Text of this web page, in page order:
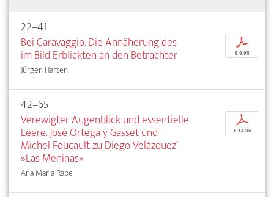
22–41
Bei Caravaggio. Die Annäherung des
im Bild Erblickten an den Betrachter
Jürgen Harten
p
€ 9,95
42–65
Verewigter Augenblick und essentielle
Leere. José Ortega y Gasset und
Michel Foucault zu Diego Velázquez’
»Las Meninas«
Ana María Rabe
p
€ 14,95